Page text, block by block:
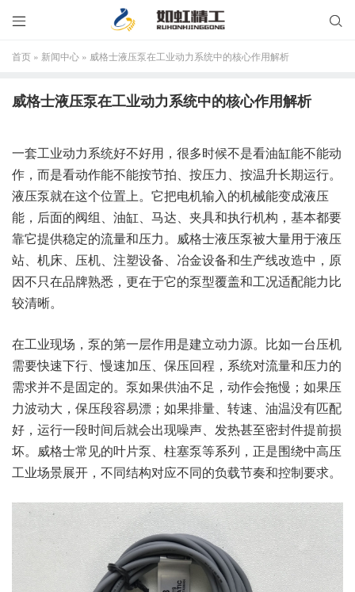


首页 » 新闻中心 » 威格士液压泵在工业动力系统中的核心作用解析
威格士液压泵在工业动力系统中的核心作用解析
一套工业动力系统好不好用，很多时候不是看油缸能不能动
作，而是看动作能不能按节拍、按压力、按温升长期运行。
液压泵就在这个位置上。它把电机输入的机械能变成液压
能，后面的阀组、油缸、马达、夹具和执行机构，基本都要
靠它提供稳定的流量和压力。威格士液压泵被大量用于液压
站、机床、压机、注塑设备、冶金设备和生产线改造中，原
因不只在品牌熟悉，更在于它的泵型覆盖和工况适配能力比
较清晰。
在工业现场，泵的第一层作用是建立动力源。比如一台压机
需要快速下行、慢速加压、保压回程，系统对流量和压力的
需求并不是固定的。泵如果供油不足，动作会拖慢；如果压
力波动大，保压段容易漂；如果排量、转速、油温没有匹配
好，运行一段时间后就会出现噪声、发热甚至密封件提前损
坏。威格士常见的叶片泵、柱塞泵等系列，正是围绕中高压
工业场景展开，不同结构对应不同的负载节奏和控制要求。